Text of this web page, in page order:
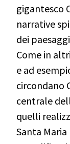
gigantesco
narrative
dei
Come in
e ad
circondano
centrale
quelli
Santa